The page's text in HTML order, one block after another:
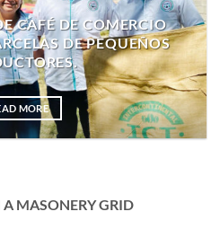
CAFÉ DE COMERCIO
DE PEQUEÑOS
MORE
A MASONERY GRID